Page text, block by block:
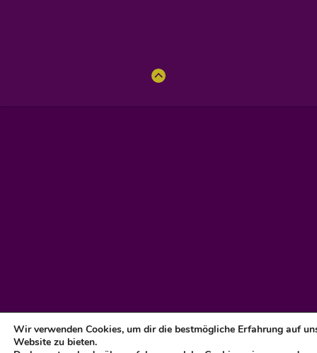
ZUM
Wir verwenden Cookies, um dir die bestmögliche Erfahrung auf
Website zu bieten.